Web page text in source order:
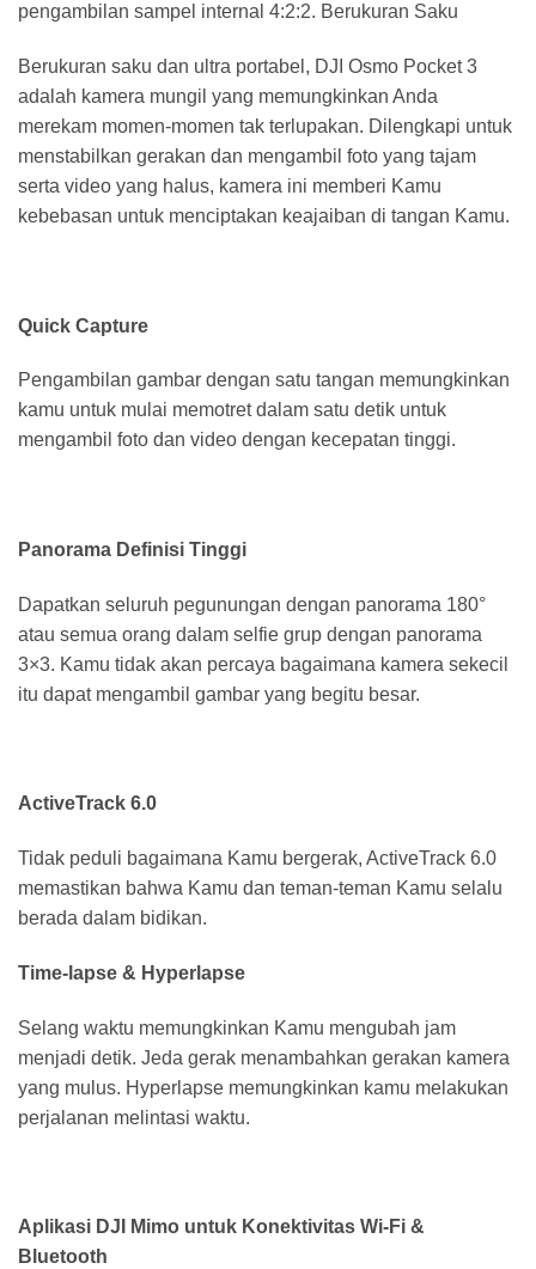
pengambilan sampel internal 4:2:2. Berukuran Saku
Berukuran saku dan ultra portabel, DJI Osmo Pocket 3
adalah kamera mungil yang memungkinkan Anda
merekam momen-momen tak terlupakan. Dilengkapi untuk
menstabilkan gerakan dan mengambil foto yang tajam
serta video yang halus, kamera ini memberi Kamu
kebebasan untuk menciptakan keajaiban di tangan Kamu.
Quick Capture
Pengambilan gambar dengan satu tangan memungkinkan
kamu untuk mulai memotret dalam satu detik untuk
mengambil foto dan video dengan kecepatan tinggi.
Panorama Definisi Tinggi
Dapatkan seluruh pegunungan dengan panorama 180°
atau semua orang dalam selfie grup dengan panorama
3×3. Kamu tidak akan percaya bagaimana kamera sekecil
itu dapat mengambil gambar yang begitu besar.
ActiveTrack 6.0
Tidak peduli bagaimana Kamu bergerak, ActiveTrack 6.0
memastikan bahwa Kamu dan teman-teman Kamu selalu
berada dalam bidikan.
Time-lapse & Hyperlapse
Selang waktu memungkinkan Kamu mengubah jam
menjadi detik. Jeda gerak menambahkan gerakan kamera
yang mulus. Hyperlapse memungkinkan kamu melakukan
perjalanan melintasi waktu.
Aplikasi DJI Mimo untuk Konektivitas Wi-Fi &
Bluetooth